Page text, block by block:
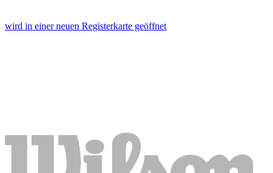
wird in einer neuen Registerkarte geöffnet